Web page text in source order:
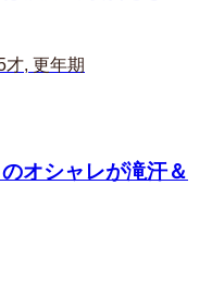
才, 更年期
オシャレが滝汗＆